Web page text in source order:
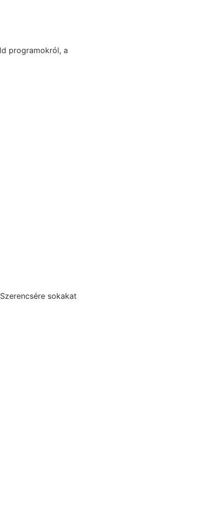
programokról, a
sokakat